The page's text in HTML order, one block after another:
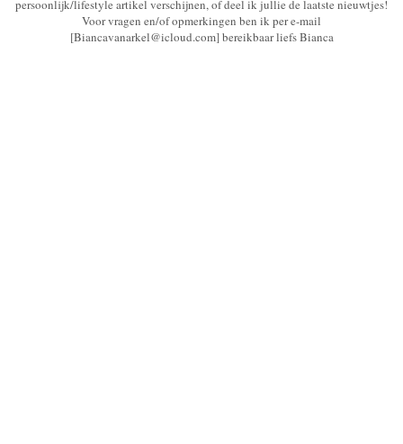
persoonlijk/lifestyle artikel verschijnen, of deel ik jullie de laatste nieuwtjes!
Voor vragen en/of opmerkingen ben ik per e-mail
[Biancavanarkel@icloud.com] bereikbaar liefs Bianca